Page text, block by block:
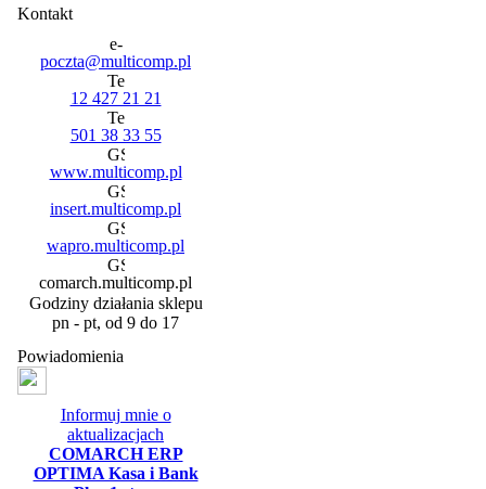
Kontakt
poczta@multicomp.pl
12 427 21 21
501 38 33 55
www.multicomp.pl
insert.multicomp.pl
wapro.multicomp.pl
comarch.multicomp.pl
Godziny działania sklepu
pn - pt, od 9 do 17
Powiadomienia
Informuj mnie o
aktualizacjach
COMARCH ERP
OPTIMA Kasa i Bank